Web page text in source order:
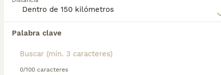
Palabra clave
0/100 caracteres
Anatolia
para obtener información sobre esta raza de
Encontramos 0 Pastor de Anatolia Perros
Si deseas exactamente esta búsqueda guarda tu
búsqueda y espera el resultado perfecto: